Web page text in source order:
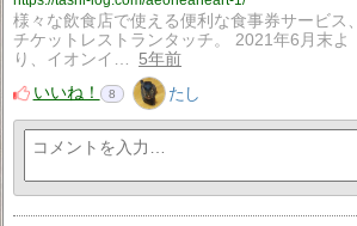
様々な飲食店で使える便利な食事券サービス、
チケットレストランタッチ。 2021年6月末よ
り、イオンイ…
5年前
いいね！
8 たし